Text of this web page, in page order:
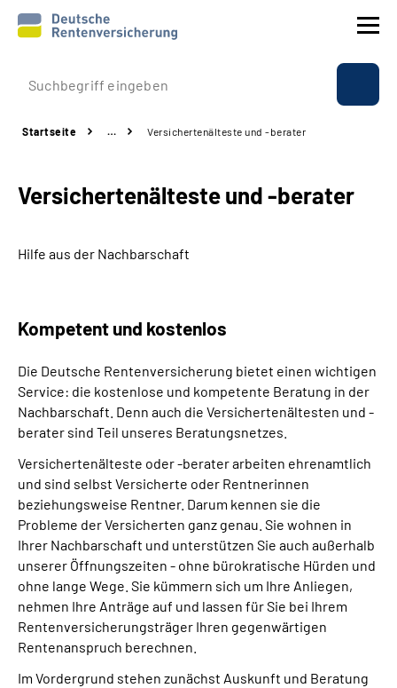
Prävention
Rente
Beratung & Kontakt
Über uns & Presse
Online-Services
Suche
Language
Inhalte in Gebärdensprache (DGS)
Leichte Sprache
Startseite … Versichertenälteste und -berater
Versichertenälteste und -berater
Hilfe aus der Nachbarschaft
Kompetent und kostenlos
Die Deutsche Rentenversicherung bietet einen wichtigen
Service: die kostenlose und kompetente Beratung in der
Nachbarschaft. Denn auch die Versichertenältesten und -
berater sind Teil unseres Beratungsnetzes.
Versichertenälteste oder -berater arbeiten ehrenamtlich
und sind selbst Versicherte oder Rentnerinnen
beziehungsweise Rentner. Darum kennen sie die
Probleme der Versicherten ganz genau. Sie wohnen in
Ihrer Nachbarschaft und unterstützen Sie auch außerhalb
unserer Öffnungszeiten - ohne bürokratische Hürden und
ohne lange Wege. Sie kümmern sich um Ihre Anliegen,
nehmen Ihre Anträge auf und lassen für Sie bei Ihrem
Rentenversicherungsträger Ihren gegenwärtigen
Rentenanspruch berechnen.
Im Vordergrund stehen zunächst Auskunft und Beratung